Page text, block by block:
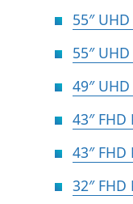
55″
55″
49″
43″
43″
32″